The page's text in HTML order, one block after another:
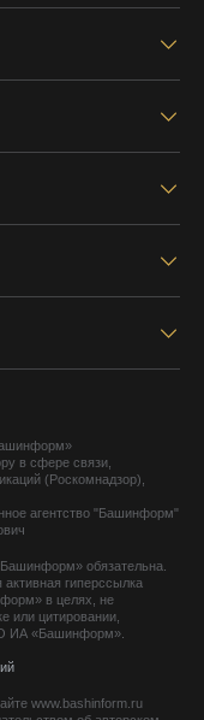
в сфере связи,
(Роскомнадзор),
агентство "Башинформ"
обязательна.
гиперссылка
в целях, не
или цитировании,
ИА «Башинформ».
www.bashinform.ru